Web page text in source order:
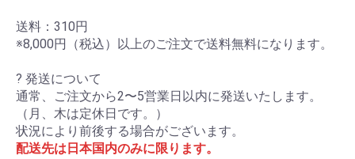
送料：310円
※8,000円（税込）以上のご注文で送料無料になります。
? 発送について
通常、ご注文から2〜5営業日以内に発送いたします。
（月、木は定休日です。）
状況により前後する場合がございます。
配送先は日本国内のみに限ります。